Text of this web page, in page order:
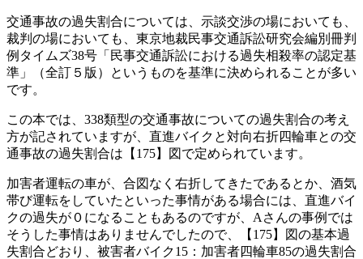
交通事故の過失割合については、示談交渉の場においても、
裁判の場においても、東京地裁民事交通訴訟研究会編別冊判
例タイムズ38号「民事交通訴訟における過失相殺率の認定基
準」（全訂５版）というものを基準に決められることが多い
です。
この本では、338類型の交通事故についての過失割合の考え
方が記されていますが、直進バイクと対向右折四輪車との交
通事故の過失割合は【175】図で定められています。
加害者運転の車が、合図なく右折してきたであるとか、酒気
帯び運転をしていたといった事情がある場合には、直進バイ
クの過失が０になることもあるのですが、Aさんの事例では
そうした事情はありませんでしたので、【175】図の基本過
失割合どおり、被害者バイク15：加害者四輪車85の過失割合